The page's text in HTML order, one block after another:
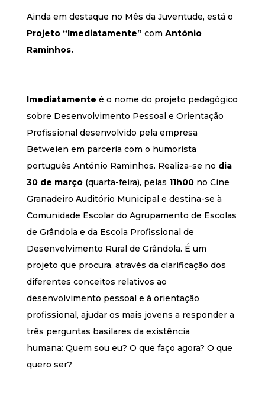
Ainda em destaque no Mês da Juventude, está o
Projeto “Imediatamente” com António
Raminhos.
Imediatamente é o nome do projeto pedagógico
sobre Desenvolvimento Pessoal e Orientação
Profissional desenvolvido pela empresa
Betweien em parceria com o humorista
português António Raminhos. Realiza-se no dia
30 de março(quarta-feira), pelas 11h00no Cine
Granadeiro Auditório Municipal e destina-se à
Comunidade Escolar do Agrupamento de Escolas
de Grândola e da Escola Profissional de
Desenvolvimento Rural de Grândola. É um
projeto que procura, através da clarificação dos
diferentes conceitos relativos ao
desenvolvimento pessoal e à orientação
profissional, ajudar os mais jovens a responder a
três perguntas basilares da existência
humana: Quem sou eu? O que faço agora? O que
quero ser?